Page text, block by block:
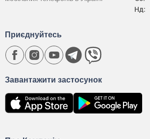
Нд:
Завантажити застосунок
Приєднуйтесь